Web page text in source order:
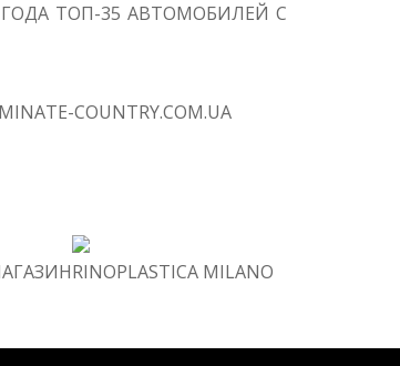
ТОП-35 АВТОМОБИЛЕЙ С
COUNTRY.COM.UA
RINOPLASTICA MILANO